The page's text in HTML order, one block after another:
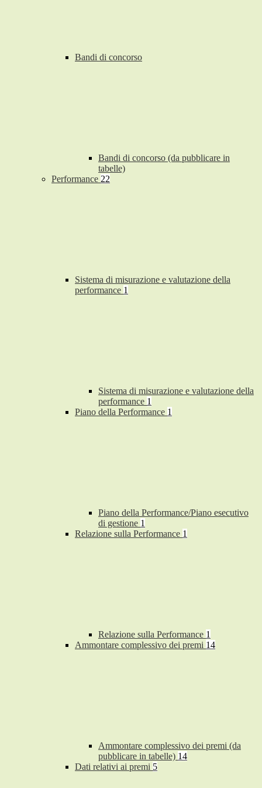
Bandi di concorso
Bandi di concorso (da pubblicare in
tabelle)
Performance 22
Sistema di misurazione e valutazione della
performance 1
Sistema di misurazione e valutazione della
performance 1
Piano della Performance 1
Piano della Performance/Piano esecutivo
di gestione 1
Relazione sulla Performance 1
Relazione sulla Performance 1
Ammontare complessivo dei premi 14
Ammontare complessivo dei premi (da
pubblicare in tabelle) 14
Dati relativi ai premi 5